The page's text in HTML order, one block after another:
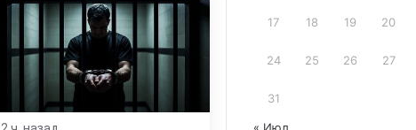
17 18 19 20
24 25 26 27
31